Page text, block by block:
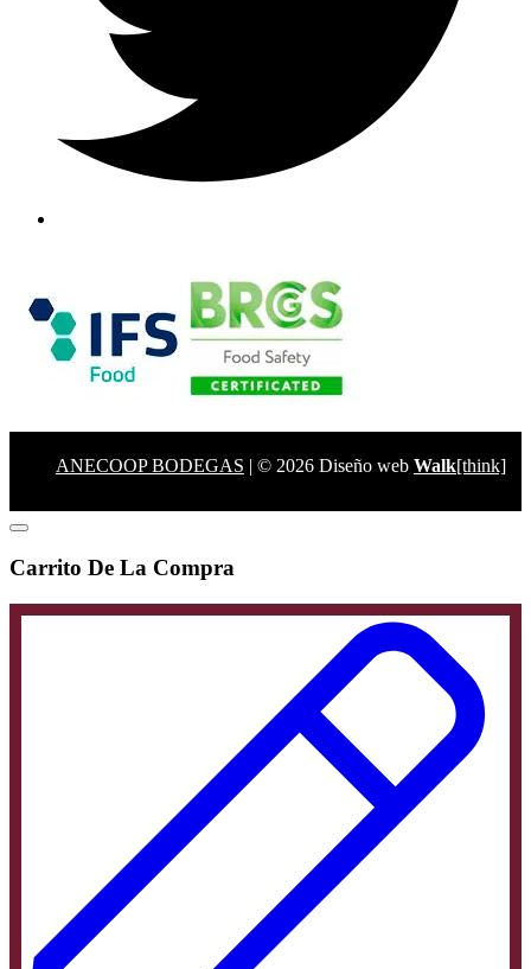
ANECOOP BODEGAS | © 2026 Diseño web Walk[think]
Carrito De La Compra